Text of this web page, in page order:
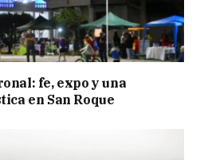
fe, expo y una
en San Roque